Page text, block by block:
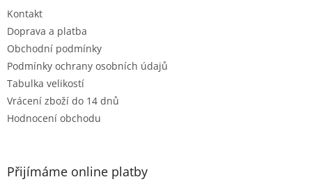
Kontakt
Doprava a platba
Obchodní podmínky
Podmínky ochrany osobních údajů
Tabulka velikostí
Vrácení zboží do 14 dnů
Hodnocení obchodu
Přijímáme online platby